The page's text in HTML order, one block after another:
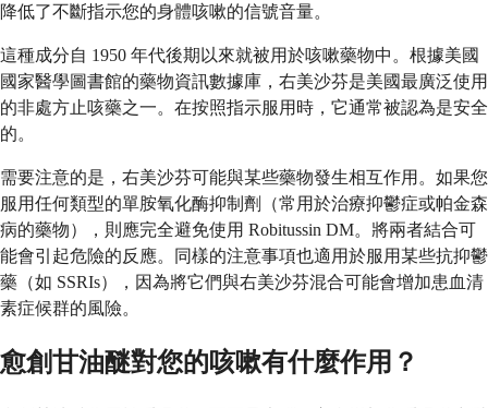
降低了不斷指示您的身體咳嗽的信號音量。
這種成分自 1950 年代後期以來就被用於咳嗽藥物中。根據美國
國家醫學圖書館的藥物資訊數據庫，右美沙芬是美國最廣泛使用
的非處方止咳藥之一。在按照指示服用時，它通常被認為是安全
的。
需要注意的是，右美沙芬可能與某些藥物發生相互作用。如果您
服用任何類型的單胺氧化酶抑制劑（常用於治療抑鬱症或帕金森
病的藥物），則應完全避免使用 Robitussin DM。將兩者結合可
能會引起危險的反應。同樣的注意事項也適用於服用某些抗抑鬱
藥（如 SSRIs），因為將它們與右美沙芬混合可能會增加患血清
素症候群的風險。
愈創甘油醚對您的咳嗽有什麼作用？